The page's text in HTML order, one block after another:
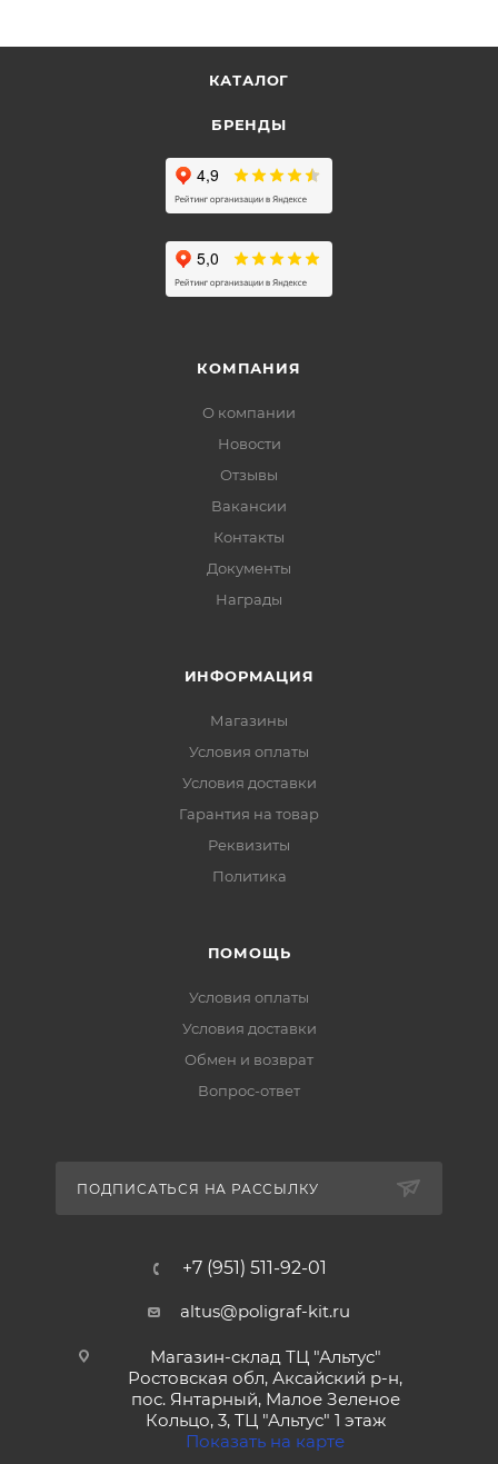
КАТАЛОГ
БРЕНДЫ
КОМПАНИЯ
О компании
Новости
Отзывы
Вакансии
Контакты
Документы
Награды
ИНФОРМАЦИЯ
Магазины
Условия оплаты
Условия доставки
Гарантия на товар
Реквизиты
Политика
ПОМОЩЬ
Условия оплаты
Условия доставки
Обмен и возврат
Вопрос-ответ
ПОДПИСАТЬСЯ НА РАССЫЛКУ
+7 (951) 511-92-01
altus@poligraf-kit.ru
Магазин-склад ТЦ "Альтус"
Ростовская обл, Аксайский р-н,
пос. Янтарный, Малое Зеленое
Кольцо, 3, ТЦ "Альтус" 1 этаж
Показать на карте